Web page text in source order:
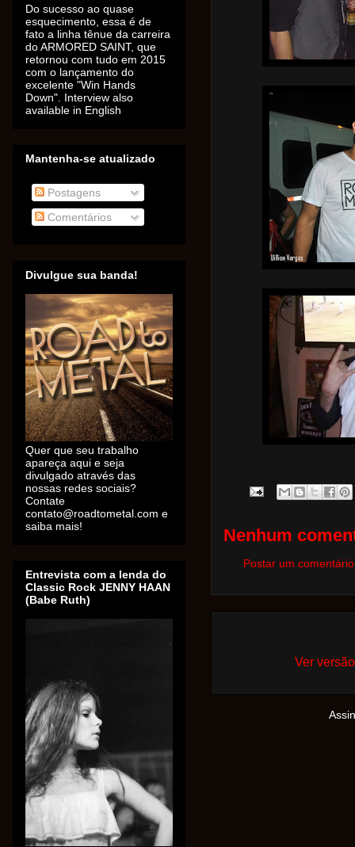
Nenhum
Postar um comentário
Ver
Do sucesso ao quase
esquecimento, essa é de
fato a linha tênue da carreira
do ARMORED SAINT, que
retornou com tudo em 2015
com o lançamento do
excelente "Win Hands
Down". Interview also
available in English
Mantenha-se atualizado
Postagens
Comentários
Divulgue sua banda!
Quer que seu trabalho
apareça aqui e seja
divulgado através das
nossas redes sociais?
Contate
contato@roadtometal.com e
saiba mais!
Entrevista com a lenda do
Classic Rock JENNY HAAN
(Babe Ruth)